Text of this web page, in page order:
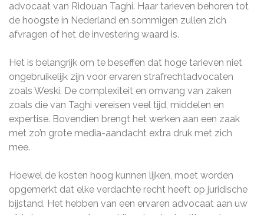
advocaat van Ridouan Taghi. Haar tarieven behoren tot
de hoogste in Nederland en sommigen zullen zich
afvragen of het de investering waard is.
Het is belangrijk om te beseffen dat hoge tarieven niet
ongebruikelijk zijn voor ervaren strafrechtadvocaten
zoals Weski. De complexiteit en omvang van zaken
zoals die van Taghi vereisen veel tijd, middelen en
expertise. Bovendien brengt het werken aan een zaak
met zo’n grote media-aandacht extra druk met zich
mee.
Hoewel de kosten hoog kunnen lijken, moet worden
opgemerkt dat elke verdachte recht heeft op juridische
bijstand. Het hebben van een ervaren advocaat aan uw